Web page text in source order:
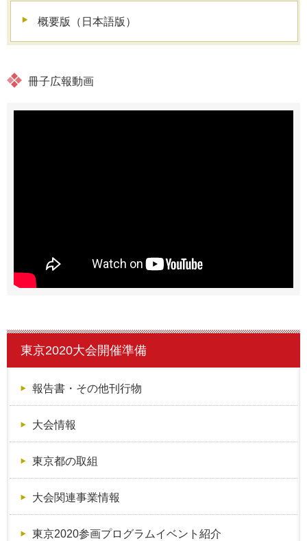
概要版（日本語版）
冊子広報動画
東京2020大会開催準備
報告書・その他刊行物
大会情報
東京都の取組
大会関連事業情報
東京2020参画プログラムイベント紹介